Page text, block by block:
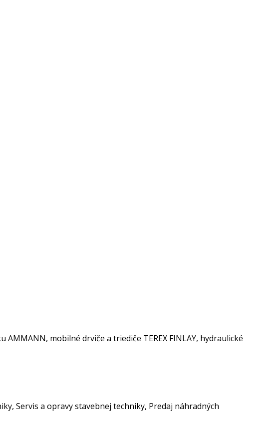
AMMANN, mobilné drviče a triediče TEREX FINLAY, hydraulické
Servis a opravy stavebnej techniky, Predaj náhradných